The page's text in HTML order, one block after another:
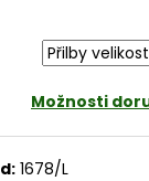
Možnosti
1678/L
PRIMALOFT-